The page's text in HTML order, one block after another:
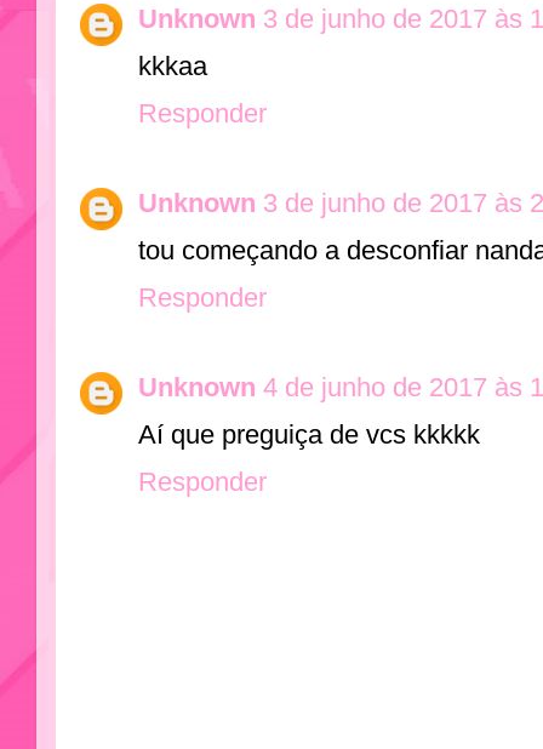
Unknown 3 de junho de 2017 às
kkkaa
Responder
Unknown 3 de junho de 2017 às
tou começando a desconfiar
Responder
Unknown 4 de junho de 2017 às
Aí que preguiça de vcs kkkkk
Responder